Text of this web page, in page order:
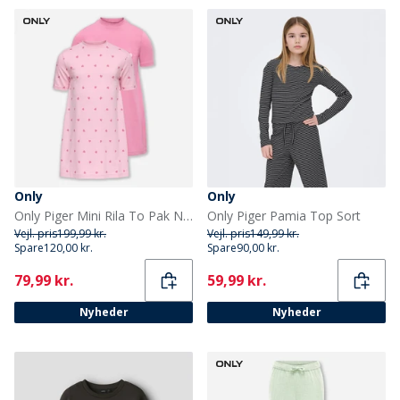
Only
Only Piger Mini Rila To Pak Nattøj Kjole Romance Rose
Vejl. pris199,99 kr.
Spare120,00 kr.
Current
79,99 kr.
Nyheder
Only
Only Piger Pamia Top Sort
Vejl. pris149,99 kr.
Spare90,00 kr.
Current
59,99 kr.
Nyheder